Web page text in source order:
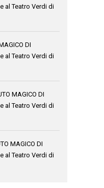
al Teatro Verdi di
DI
al Teatro Verdi di
MAGICO DI
al Teatro Verdi di
MAGICO DI
al Teatro Verdi di